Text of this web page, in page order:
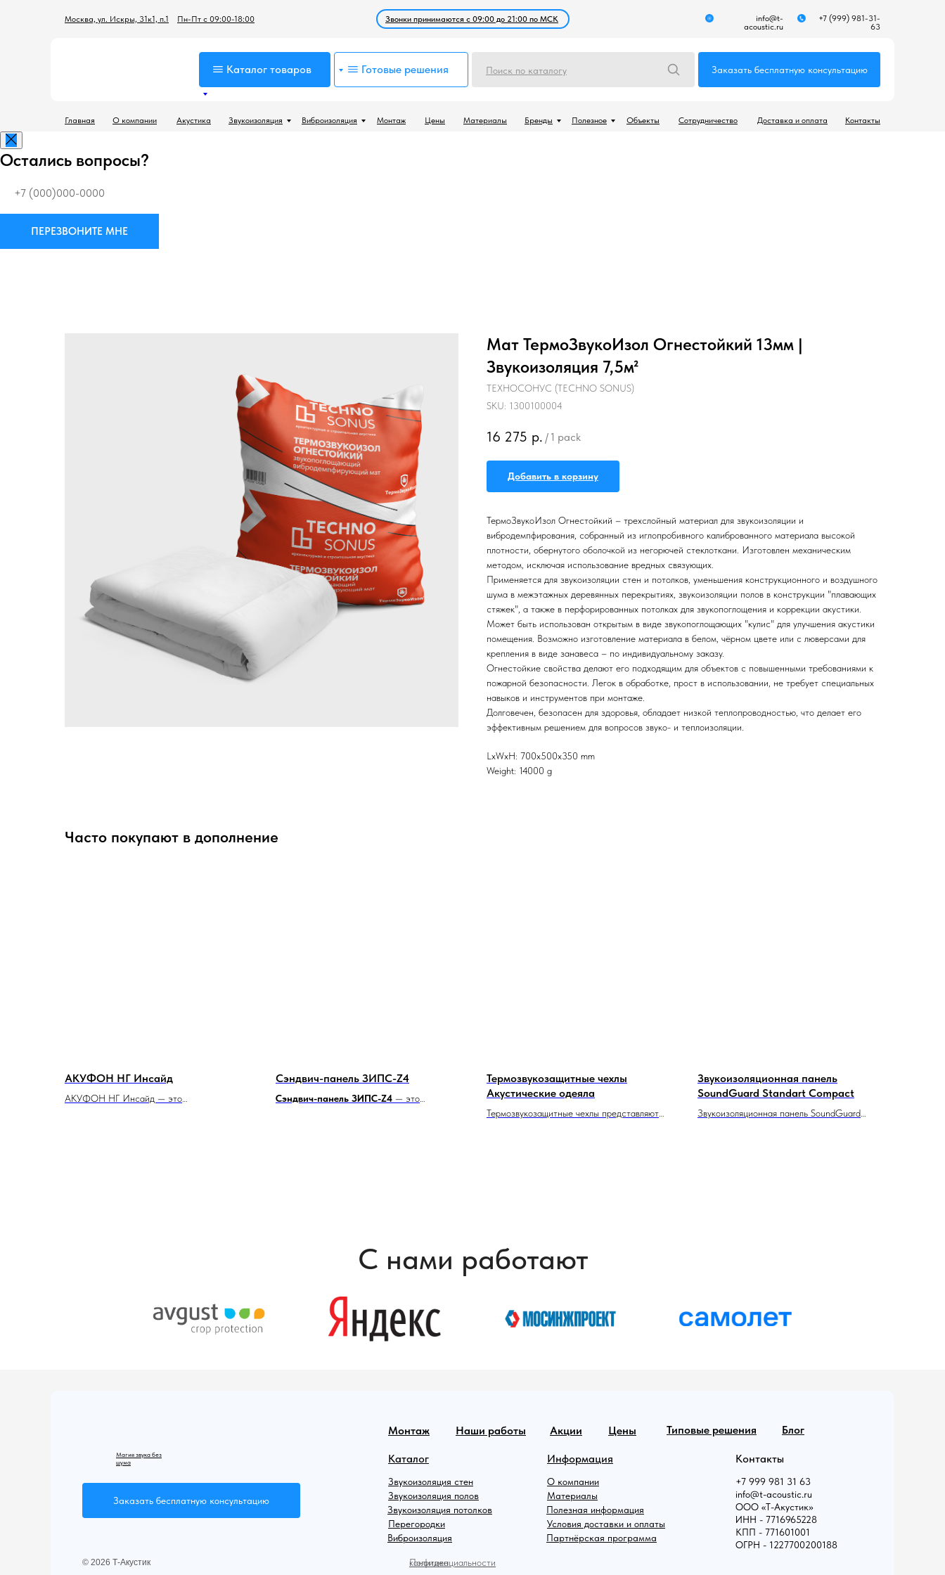
Поиск по каталогу Заказать бесплатную консультацию
+7 (999) 981-31-
63
Главная О компании Звукоизоляция Материалы
Акустика Полезное Объекты Сотрудничество Контакты
Виброизоляция Бренды
Монтаж Цены Доставка и оплата
info@t-
acoustic.ru
Каталог товаров Готовые решения
Москва, ул. Искры, 31к1, п.1 Пн-Пт с 09:00-18:00 Звонки принимаются с 09:00 до 21:00 по МСК
Остались вопросы?
ПЕРЕЗВОНИТЕ МНЕ
Мат ТермоЗвукоИзол Огнестойкий 13мм |
Звукоизоляция 7,5м²
ТЕХНОСОНУС (TECHNO SONUS)
SKU: 1300100004
16 275 р. / 1 pack
Добавить в корзину
ТермоЗвукоИзол Огнестойкий – трехслойный материал для звукоизоляции и
вибродемпфирования, собранный из иглопробивного калиброванного материала высокой
плотности, обернутого оболочкой из негорючей стеклоткани. Изготовлен механическим
методом, исключая использование вредных связующих.
Применяется для звукоизоляции стен и потолков, уменьшения конструкционного и воздушного
шума в межэтажных деревянных перекрытиях, звукоизоляции полов в конструкции "плавающих
стяжек", а также в перфорированных потолках для звукопоглощения и коррекции акустики.
Может быть использован открытым в виде звукопоглощающих "кулис" для улучшения акустики
помещения. Возможно изготовление материала в белом, чёрном цвете или с люверсами для
крепления в виде занавеса – по индивидуальному заказу.
Огнестойкие свойства делают его подходящим для объектов с повышенными требованиями к
пожарной безопасности. Легок в обработке, прост в использовании, не требует специальных
навыков и инструментов при монтаже.
Долговечен, безопасен для здоровья, обладает низкой теплопроводностью, что делает его
эффективным решением для вопросов звуко- и теплоизоляции.
LxWxH: 700x500x350 mm
Weight: 14000 g
Часто покупают в дополнение
АКУФОН НГ Инсайд
АКУФОН НГ Инсайд — это
Сэндвич-панель ЗИПС-Z4
Сэндвич-панель ЗИПС-Z4 — это
Термозвукозащитные чехлы
Акустические одеяла
Термозвукозащитные чехлы представляют
Звукоизоляционная панель
SoundGuard Standart Compact
Звукоизоляционная панель SoundGuard
С нами работают
Заказать бесплатную консультацию
Магия звука без
шума
Политика конфиденциальности
© 2026 Т-Акустик
Каталог
Звукоизоляция стен
Звукоизоляция полов
Звукоизоляция потолков
Перегородки
Виброизоляция
Информация
О компании
Материалы
Полезная информация
Условия доставки и оплаты
Партнёрская программа
Контакты
+7 999 981 31 63
info@t-acoustic.ru
ООО «Т-Акустик»
ИНН - 7716965228
КПП - 771601001
ОГРН - 1227700200188
Монтаж Наши работы Акции Цены Типовые решения Блог